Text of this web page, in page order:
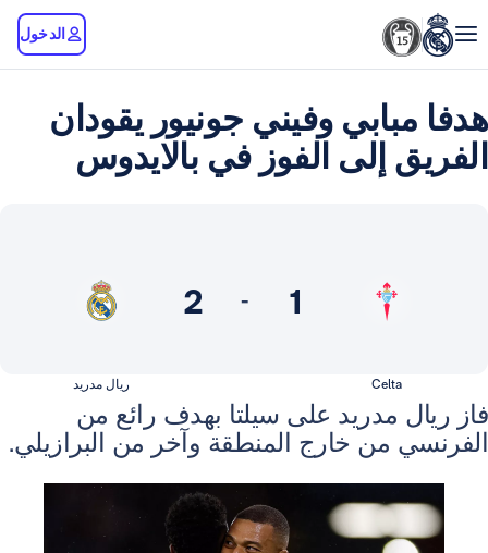
وفيني جونيور يقودان
إلى الفوز في بالايدوس
1
مدريد على سيلتا بهدف رائع من
من خارج المنطقة وآخر من البرازيلي.